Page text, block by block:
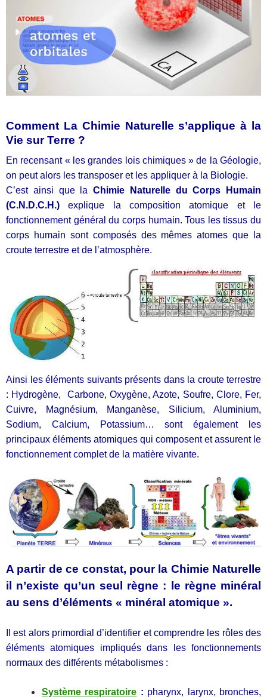
Comment La Chimie Naturelle s’applique à la
Vie sur Terre ?
En recensant « les grandes lois chimiques » de la Géologie,
on peut alors les transposer et les appliquer à la Biologie.
C’est ainsi que la Chimie Naturelle du Corps Humain
(C.N.D.C.H.)explique la composition atomique et le
fonctionnement général du corps humain. Tous les tissus du
corps humain sont composés des mêmes atomes que la
croute terrestre et de l’atmosphère.
Ainsi les éléments suivants présents dans la croute terrestre
: Hydrogène, Carbone, Oxygène, Azote, Soufre, Clore, Fer,
Cuivre, Magnésium, Manganèse, Silicium, Aluminium,
Sodium, Calcium, Potassium… sont également les
principaux éléments atomiques qui composent et assurent le
fonctionnement complet de la matière vivante.
A partir de ce constat, pour la Chimie Naturelle
il n’existe qu’un seul règne : le règne minéral
au sens d’éléments « minéral atomique ».
Il est alors primordial d’identifier et comprendre les rôles des
éléments atomiques impliqués dans les fonctionnements
normaux des différents métabolismes :
Système respiratoire : pharynx, larynx, bronches,